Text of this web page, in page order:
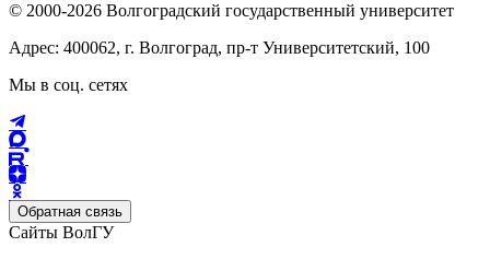
© 2000-2026 Волгоградский государственный университет
Адрес: 400062, г. Волгоград, пр-т Университетский, 100
Мы в соц. сетях
Обратная связь
Сайты ВолГУ